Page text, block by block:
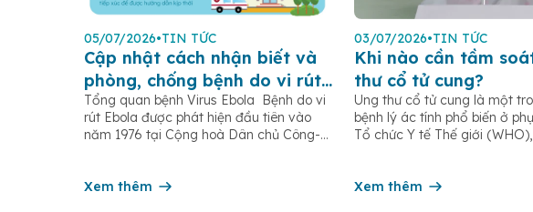
05/07/2026•TIN TỨC
Cập nhật cách nhận biết và
phòng, chống bệnh do vi rút
Ebola
Tổng quan bệnh Virus Ebola Bệnh do vi
rút Ebola được phát hiện đầu tiên vào
năm 1976 tại Cộng hoà Dân chủ Công-
nhiễm cấp tính, có thể bùng phát thành
Xem thêm
03/07/2026•TIN TỨC
Khi nào cần tầm
thư cổ tử cung?
Ung thư cổ tử cung là một
bệnh lý ác tính phổ biến ở
Tổ chức Y tế Thế giới
cung trên toàn cầu. Tầm soát
Xem thêm